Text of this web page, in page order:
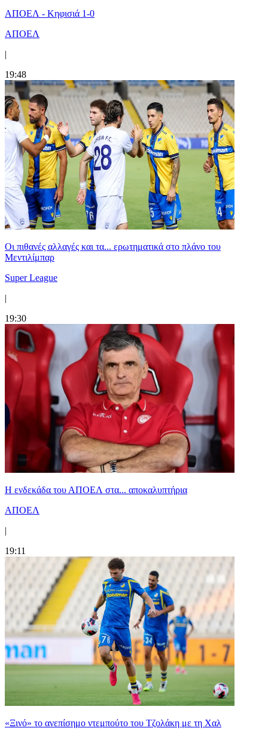
ΑΠΟΕΛ - Κηφισιά 1-0
ΑΠΟΕΛ
|
19:48
Οι πιθανές αλλαγές και τα... ερωτηματικά στο πλάνο του
Μεντιλίμπαρ
Super League
|
19:30
Η ενδεκάδα του ΑΠΟΕΛ στα... αποκαλυπτήρια
ΑΠΟΕΛ
|
19:11
«Ξινό» το ανεπίσημο ντεμπούτο του Τζολάκη με τη Χαλ